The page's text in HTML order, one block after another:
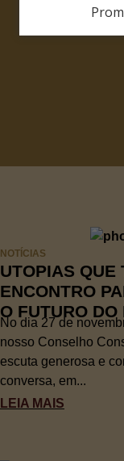
NOTÍCIAS
UTOPIAS QUE
ENCONTRO
O FUTURO DO
No dia 27 de
nosso Conselho
escuta generosa e
conversa, em...
LEIA MAIS